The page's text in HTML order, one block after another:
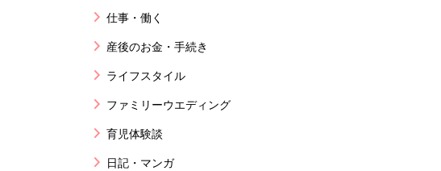
仕事・働く
産後のお金・手続き
ライフスタイル
ファミリーウエディング
育児体験談
日記・マンガ